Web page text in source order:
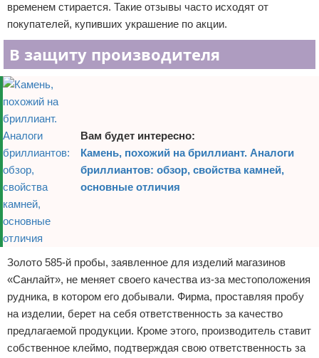
временем стирается. Такие отзывы часто исходят от
покупателей, купивших украшение по акции.
В защиту производителя
Вам будет интересно:
Камень, похожий на бриллиант. Аналоги
бриллиантов: обзор, свойства камней,
основные отличия
Золото 585-й пробы, заявленное для изделий магазинов
«Санлайт», не меняет своего качества из-за местоположения
рудника, в котором его добывали. Фирма, проставляя пробу
на изделии, берет на себя ответственность за качество
предлагаемой продукции. Кроме этого, производитель ставит
собственное клеймо, подтверждая свою ответственность за